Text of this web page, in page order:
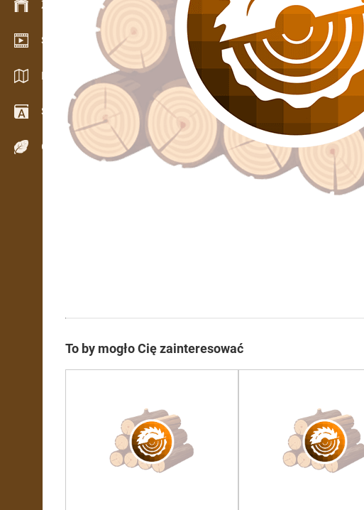
Zarządzanie zapasem
Salon wideo
Katalogi / Broszury
Słownik
Gatunki drewna
To by mogło Cię zainteresować